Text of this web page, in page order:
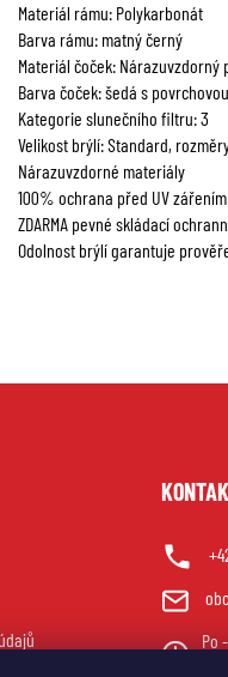
Materiál rámu: Polykarbonát
Barva rámu: matný černý
Materiál čoček: Nárazuvzdorný
Barva čoček: šedá s
Kategorie slunečního filtru: 3
Velikost brýlí: Standard,
Nárazuvzdorné materiály
100% ochrana před UV zářením
ZDARMA pevné skládací
Odolnost brýlí garantuje
Po